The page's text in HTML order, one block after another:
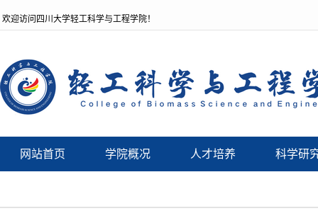
欢迎访问四川大学轻工科学与工程学院！
网站首页 学院概况 人才培养 科学研